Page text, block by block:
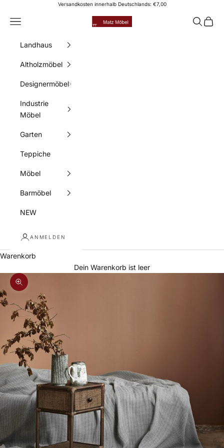
Zum Inhalt springenVersandkosten innerhalb Deutschlands: €7,00
Matz Möbel
Menü Suchen
Landhaus
Altholzmöbel
Designermöbel
Industrie
Möbel
Garten
Teppiche
Möbel
Barmöbel
NEW
ANMELDEN
Warenkorb
Dein Warenkorb ist leer
Bild vergrößern